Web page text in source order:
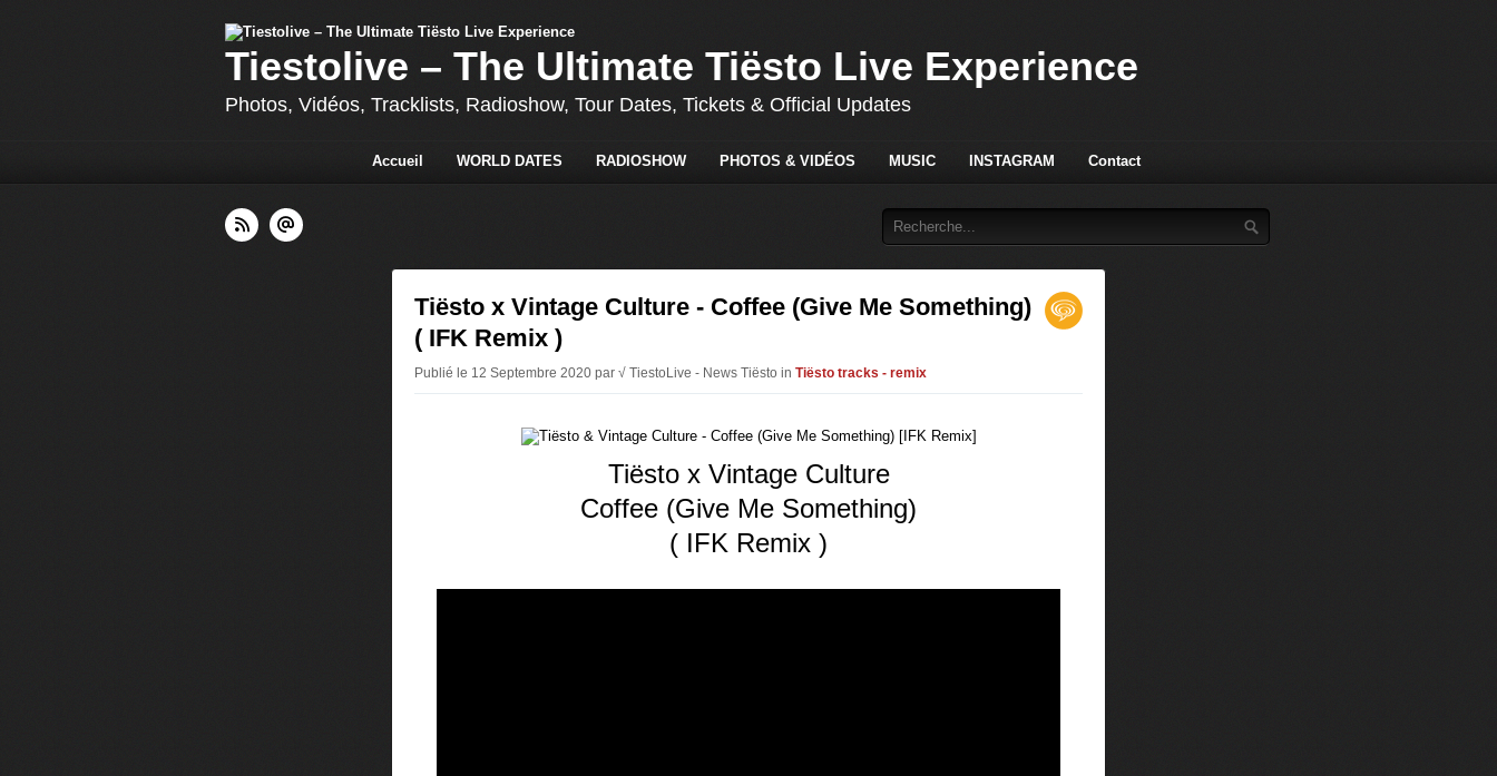
Tiestolive – The Ultimate Tiësto Live Experience
Photos, Vidéos, Tracklists, Radioshow, Tour Dates, Tickets & Official Updates
Accueil WORLD DATES RADIOSHOW PHOTOS & VIDÉOS MUSIC INSTAGRAM Contact
Tiësto x Vintage Culture - Coffee (Give Me Something)
( IFK Remix )
Publié le 12 Septembre 2020 par √ TiestoLive - News Tiësto in Tiësto tracks - remix
Tiësto x Vintage Culture
Coffee (Give Me Something)
( IFK Remix )